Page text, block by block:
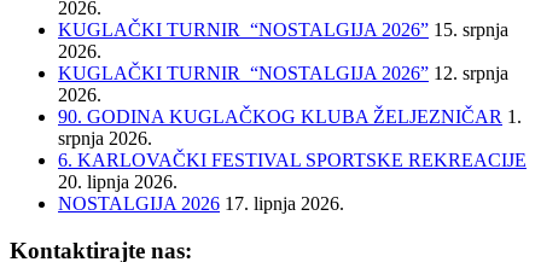
2026.
KUGLAČKI TURNIR “NOSTALGIJA 2026” 15. srpnja
2026.
KUGLAČKI TURNIR “NOSTALGIJA 2026” 12. srpnja
2026.
90. GODINA KUGLAČKOG KLUBA ŽELJEZNIČAR 1.
srpnja 2026.
6. KARLOVAČKI FESTIVAL SPORTSKE REKREACIJE
20. lipnja 2026.
NOSTALGIJA 2026 17. lipnja 2026.
Kontaktirajte nas: